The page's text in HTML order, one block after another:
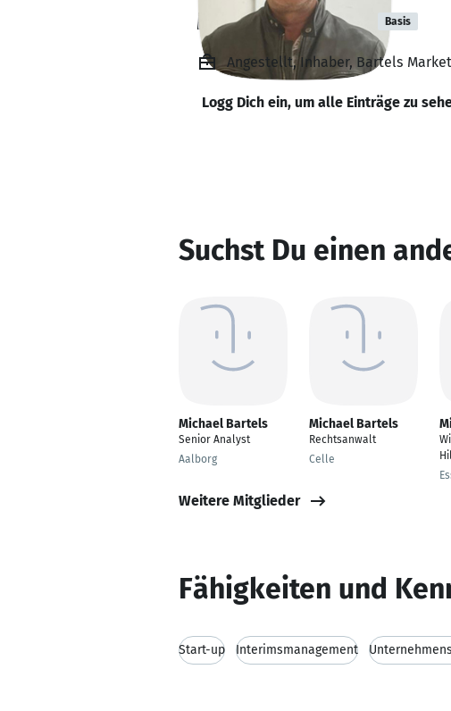
Michael Bartels Basis
Angestellt, Inhaber, Bartels
Logg Dich ein, um alle Einträge zu
Suchst Du einen
Michael Bartels
Senior Analyst
Aalborg
Michael Bartels
Rechtsanwalt
Celle
Weitere Mitglieder
Fähigkeiten und
Start-up Interimsmanagement